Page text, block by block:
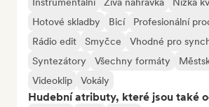
Hotové skladby
Bicí
Profesionální
Rádio edit
Smyčce
Vhodné pro
Syntezátory
Všechny formáty
Videoklip
Vokály
Hudební atributy, které jsou také